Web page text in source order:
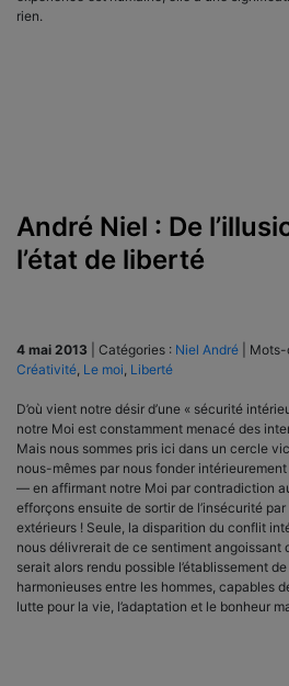
rien.
André Niel : De
l’état de liberté
4 mai 2013 Catégories : Niel André
Mots-
Créativité, Le moi, Liberté
D’où vient notre désir d’une « sécurité
notre Moi est constamment menacé des
Mais nous sommes pris ici dans un cercle
nous-mêmes par nous fonder
— en affirmant notre Moi par contradiction
efforçons ensuite de sortir de l’insécurité
extérieurs ! Seule, la disparition du conflit
nous délivrerait de ce sentiment angoissant
serait alors rendu possible l’établissement
harmonieuses entre les hommes, capables
lutte pour la vie, l’adaptation et le bonheur